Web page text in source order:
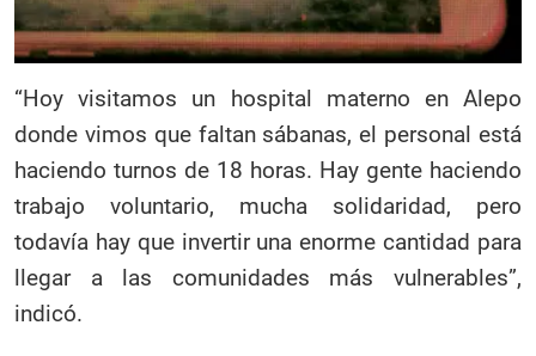
“Hoy visitamos un hospital materno en Alepo
donde vimos que faltan sábanas, el personal está
haciendo turnos de 18 horas. Hay gente haciendo
trabajo voluntario, mucha solidaridad, pero
todavía hay que invertir una enorme cantidad para
llegar a las comunidades más vulnerables”,
indicó.